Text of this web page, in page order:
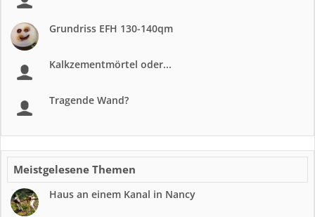
Grundriss EFH 130-140qm
Kalkzementmörtel oder...
Tragende Wand?
Meistgelesene Themen
Haus an einem Kanal in Nancy